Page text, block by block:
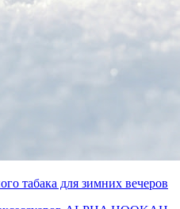
табака для зимних вечеров